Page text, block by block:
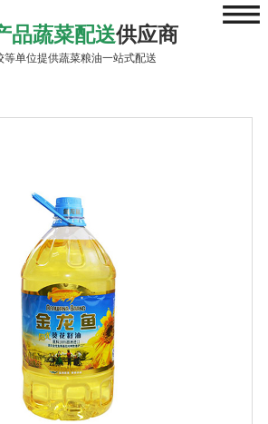
品蔬菜配送供应商
等单位提供蔬菜粮油一站式配送
≡